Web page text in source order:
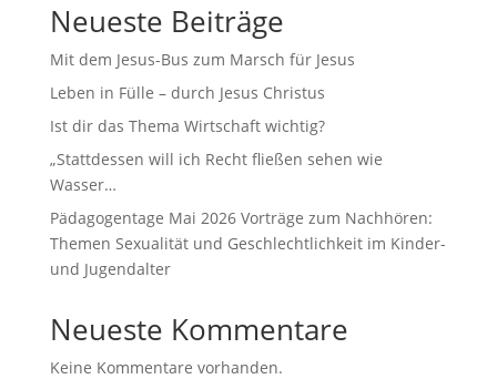
Neueste Beiträge
Mit dem Jesus-Bus zum Marsch für Jesus
Leben in Fülle – durch Jesus Christus
Ist dir das Thema Wirtschaft wichtig?
„Stattdessen will ich Recht fließen sehen wie
Wasser…
Pädagogentage Mai 2026 Vorträge zum Nachhören:
Themen Sexualität und Geschlechtlichkeit im Kinder-
und Jugendalter
Neueste Kommentare
Keine Kommentare vorhanden.